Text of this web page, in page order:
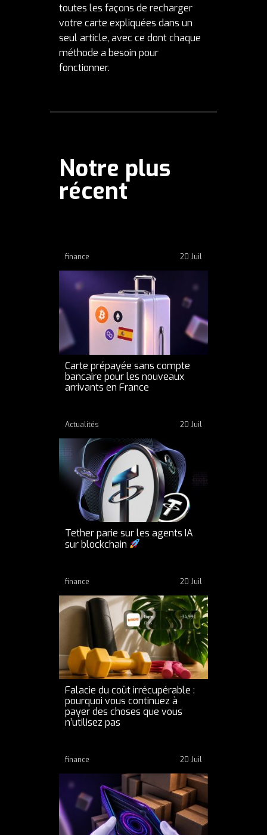
toutes les façons de recharger
votre carte expliquées dans un
seul article, avec ce dont chaque
méthode a besoin pour
fonctionner.
Notre plus
récent
finance 20 Juil
Carte prépayée sans compte
bancaire pour les nouveaux
arrivants en France
Actualités 20 Juil
Tether parie sur les agents IA
sur blockchain
finance 20 Juil
Falacie du coût irrécupérable :
pourquoi vous continuez à
payer des choses que vous
n’utilisez pas
finance 20 Juil